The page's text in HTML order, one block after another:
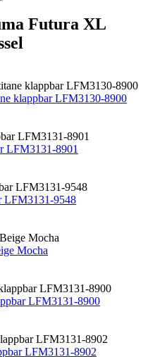
Futura XL
klappbar LFM3130-8900
LFM3131-8901
LFM3131-9548
Mocha
LFM3131-8900
LFM3131-8902